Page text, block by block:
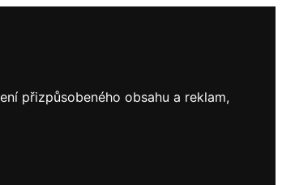
přizpůsobeného obsahu a reklam,